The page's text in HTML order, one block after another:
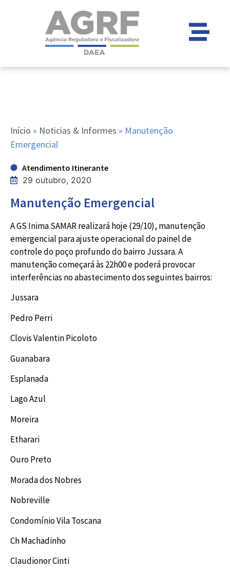
Início » Noticias & Informes » Manutenção
Emergencial
Atendimento Itinerante
29 outubro, 2020
Manutenção Emergencial
A GS Inima SAMAR realizará hoje (29/10), manutenção
emergencial para ajuste operacional do painel de
controle do poço profundo do bairro Jussara. A
manutenção começará às 22h00 e poderá provocar
interferências no abastecimento dos seguintes bairros:
Jussara
Pedro Perri
Clovis Valentin Picoloto
Guanabara
Esplanada
Lago Azul
Moreira
Etharari
Ouro Preto
Morada dos Nobres
Nobreville
Condomínio Vila Toscana
Ch Machadinho
Claudionor Cinti